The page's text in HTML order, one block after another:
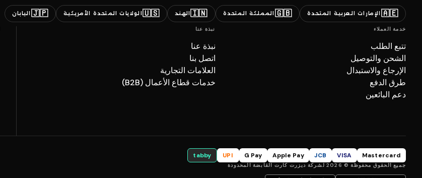
🇦🇪 الإمارات العربية المتحدة 🇬🇧 المملكة المتحدة 🇮🇳الهند 🇺🇸الولايات المتحدة الأمريكية 🇯🇵 اليابان
خدمة العملاء
تتبع الطلب
الشحن والتوصيل
الإرجاع والاستبدال
طرق الدفع
دعم البائعين
نبذة عنا
نبذة عنا
اتصل بنا
العلامات التجارية
خدمات قطاع الأعمال (B2B)
Mastercard
VISA
JCB
Apple Pay
G Pay
UPI
tabby
جميع الحقوق محفوظة © 2026 لشركة ديزرت كارت القابضة المحدودة